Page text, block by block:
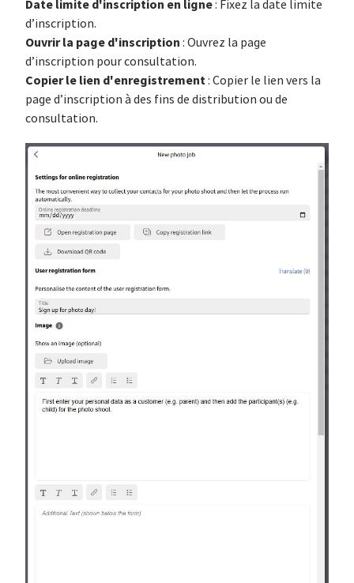
Date limite d'inscription en ligne: Fixez la date limite
d’inscription.
Ouvrir la page d'inscription : Ouvrez la page
d’inscription pour consultation.
Copier le lien d'enregistrement: Copier le lien vers la
page d’inscription à des fins de distribution ou de
consultation.